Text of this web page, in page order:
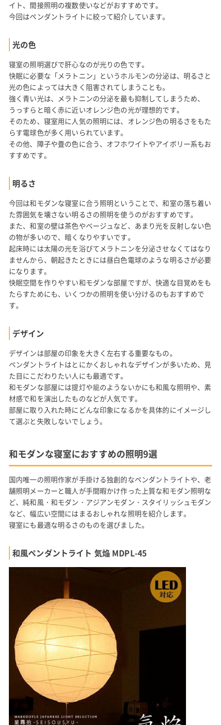
イト、間接照明の複数使いなどがおすすめです。
今回はペンダントライトに絞って紹介しています。
光の色
寝室の照明選びで肝心なのが光りの色です。
快眠に必要な「メラトニン」というホルモンの分泌は、明るさと
光の色によっては大きく阻害されてしまうことも。
強く青い光は、メラトニンの分泌を最も抑制してしまうため、
うっすらと暗く赤に近いオレンジ色の光が理想的です。
そのため、寝室用に人気の照明には、オレンジ色の明るさをもた
らす電球色が多く用いられています。
その他、障子や畳の色に合う、オフホワイトやアイボリー系もお
すすめです。
明るさ
今回は和モダンな寝室に合う照明ということで、和室の落ち着い
た雰囲気を壊さない明るさの照明を使うのがおすすめです。
また、和室の壁は茶色やベージュなど、あまり光を反射しない色
の物が多いので、暗くなりやすいです。
起床時には太陽の光を浴びてメラトニンを分泌させなくてはなり
ませんから、朝起きたときには昼白色電球のような明るさが必要
になります。
快眠空間を作りやすい和モダンな部屋ですが、快適な目覚めをも
たらすためにも、いくつかの照明を使い分けるのもおすすめで
す。
デザイン
デザインは部屋の印象を大きく左右する重要なもの。
ペンダントライトはとにかくおしゃれなデザインが多いため、見
た目にこだわりたい人にも最適です。
和モダンな部屋には提灯や籠のようないかにも和風な照明や、素
材感で和を演出したものなどが人気です。
部屋に取り入れた時にどんな印象になるかを具体的にイメージし
て選ぶと失敗しないでしょう。
和モダンな寝室におすすめの照明9選
国内唯一の照明作家が手掛ける独創的なペンダントライトや、老
舗照明メーカーと職人が手間暇かけ作った上質な和モダン照明な
ど、純和風・和モダン・アジアンモダン・スタイリッシュモダン
など、幅広い空間にはまるおしゃれな照明を紹介します。
寝室にも最適な明るさのものを選びました。
和風ペンダントライト 気焔 MDPL-45